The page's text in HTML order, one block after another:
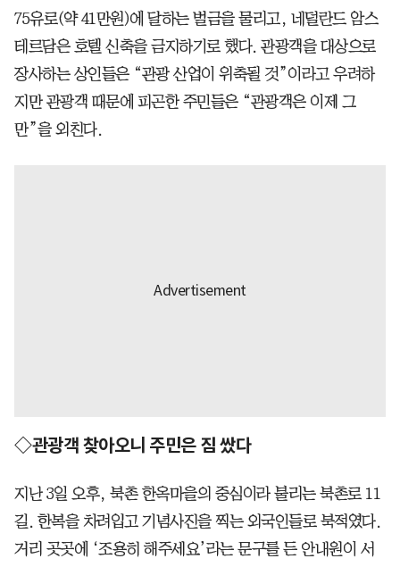
75유로(약 41만원)에 달하는 벌금을 물리고, 네덜란드 암스
테르담은 호텔 신축을 금지하기로 했다. 관광객을 대상으로
장사하는 상인들은 “관광 산업이 위축될 것”이라고 우려하
지만 관광객 때문에 피곤한 주민들은 “관광객은 이제 그
만”을 외친다.
◇관광객 찾아오니 주민은 짐 쌌다
지난 3일 오후, 북촌 한옥마을의 중심이라 불리는 북촌로 11
길. 한복을 차려입고 기념사진을 찍는 외국인들로 북적였다.
거리 곳곳에 ‘조용히 해주세요’라는 문구를 든 안내원이 서